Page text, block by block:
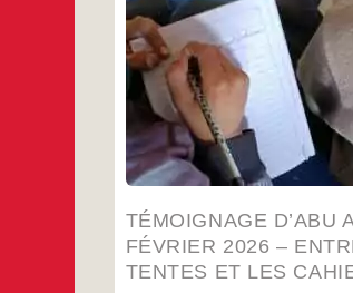
TÉMOIGNAGE D’ABU
FÉVRIER 2026 –
TENTES ET LES
Compte rendu
éducatives : comment
reste de son enfance À Gaza,
plus un événement rythmé
l’école ni lié à un
l’éducation est un acte
tentative
…
Témoignage
d’Abu
Amir,
le
16
février
2026
–
Entre
les